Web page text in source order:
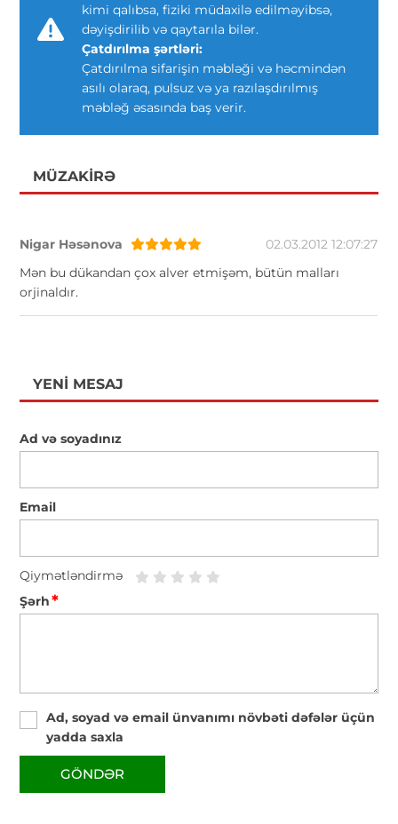
kimi qalıbsa, fiziki müdaxilə edilməyibsə,
dəyişdirilib və qaytarıla bilər.
Çatdırılma şərtləri:
Çatdırılma sifarişin məbləği və həcmindən
asılı olaraq, pulsuz və ya razılaşdırılmış
məbləğ əsasında baş verir.
MÜZAKIRƏ
Nigar Həsənova
02.03.2012 12:07:27
Mən bu dükandan çox alver etmişəm, bütün malları
orjinaldır.
YENI MESAJ
Ad və soyadınız
Email
Qiymətləndirmə
Şərh*
Ad, soyad və email ünvanımı növbəti dəfələr üçün
yadda saxla
GÖNDƏR